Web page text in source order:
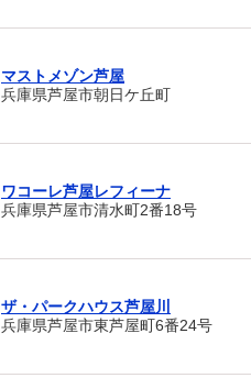
マストメゾン芦屋
兵庫県芦屋市朝日ケ丘町
ワコーレ芦屋レフィーナ
兵庫県芦屋市清水町2番18号
ザ・パークハウス芦屋川
兵庫県芦屋市東芦屋町6番24号